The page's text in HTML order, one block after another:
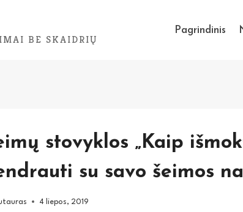
BE SKAIDRIŲ
Pagrindinis
stovyklos „Kaip
su savo šeimos
4 liepos, 2019